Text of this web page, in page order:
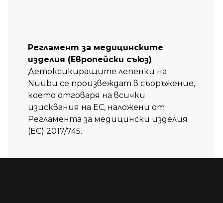
Регламент за медицинските
изделия (Европейски съюз)
Детоксикиращите лепенки на
Nuubu се произвеждат в съоръжение,
което отговаря на всички
изисквания на ЕС, наложени от
Регламента за медицински изделия
(ЕС) 2017/745.